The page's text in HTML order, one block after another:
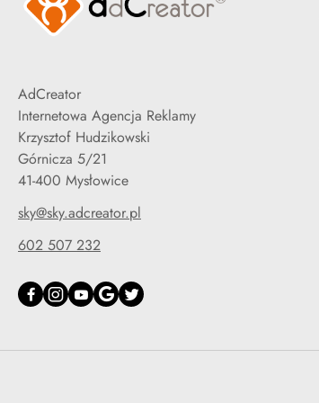
AdCreator
Internetowa Agencja Reklamy
Krzysztof Hudzikowski
Górnicza 5/21
41-400 Mysłowice
sky@sky.adcreator.pl
602 507 232